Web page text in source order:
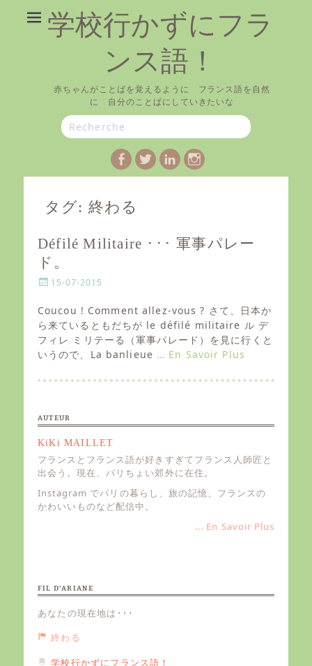
学校行かずにフラ
ンス語！
赤ちゃんがことばを覚えるように フランス語を自然
に 自分のことばにしていきたいな
Search
for:
Facebook
TwitterLinkedIn
Instagram
タグ: 終わる
Défilé Militaire ･･･ 軍事パレー
ド。
P
s
t
e
d
o
15-07-2015
Coucou ! Comment allez-vous ? さて、日本か
ら来ているともだちが le défilé militaire ル デ
フィレ ミリテーる（軍事パレード）を見に行くと
いうので、La banlieue … En Savoir Plus
AUTEUR
KiKi MAILLET
フランスとフランス語が好きすぎてフランス人師匠と
出会う。現在、パリちょい郊外に在住。
Instagram でパリの暮らし、旅の記憶、フランスの
かわいいものなど配信中。
... En Savoir Plus
FIL D’ARIANE
あなたの現在地は･･･
終わる
学校行かずにフランス語！